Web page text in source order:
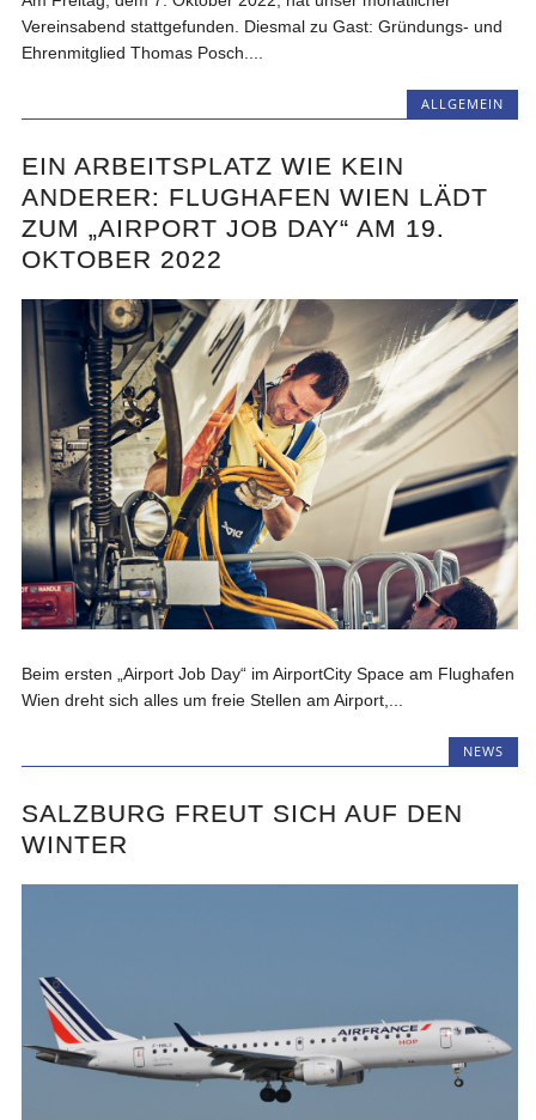
Vereinsabend stattgefunden. Diesmal zu Gast: Gründungs- und
Ehrenmitglied Thomas Posch....
ALLGEMEIN
EIN ARBEITSPLATZ WIE KEIN
ANDERER: FLUGHAFEN WIEN LÄDT
ZUM „AIRPORT JOB DAY“ AM 19.
OKTOBER 2022
Beim ersten „Airport Job Day“ im AirportCity Space am Flughafen
Wien dreht sich alles um freie Stellen am Airport,...
NEWS
SALZBURG FREUT SICH AUF DEN
WINTER